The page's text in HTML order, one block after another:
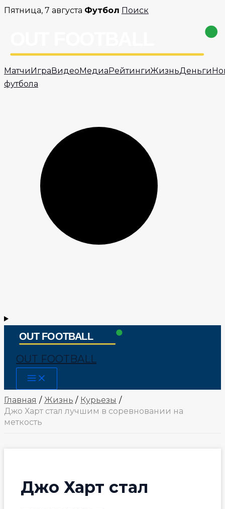
Перейти
Пятница, 7 августа Футбол Поиск
Матчи Игра Видео Медиа РейтингиЖизньДеньги
футбола
OUT FOOTBALL
Main
Menu
Главная
Жизнь
Курьезы
Джо Харт стал лучшим в соревновании на
меткость
Джо Харт стал